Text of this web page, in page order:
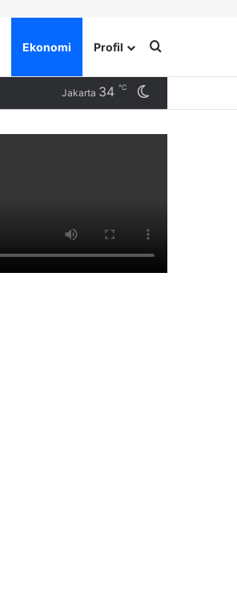
Ekonomi Profil Search for
Jakarta 34 ℃